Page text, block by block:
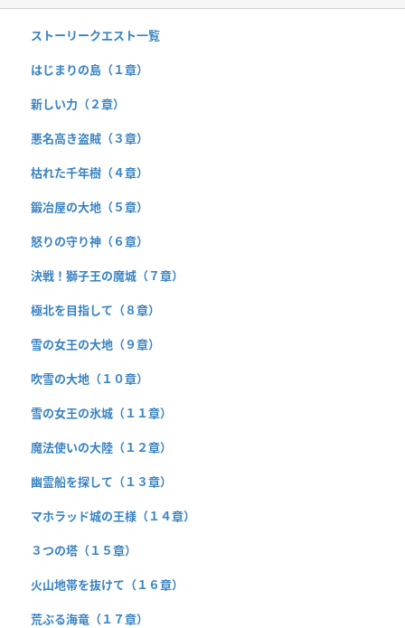
ストーリークエスト一覧
はじまりの島（１章）
新しい力（２章）
悪名高き盗賊（３章）
枯れた千年樹（４章）
鍛冶屋の大地（５章）
怒りの守り神（６章）
決戦！獅子王の魔城（７章）
極北を目指して（８章）
雪の女王の大地（９章）
吹雪の大地（１０章）
雪の女王の氷城（１１章）
魔法使いの大陸（１２章）
幽霊船を探して（１３章）
マホラッド城の王様（１４章）
３つの塔（１５章）
火山地帯を抜けて（１６章）
荒ぶる海竜（１７章）